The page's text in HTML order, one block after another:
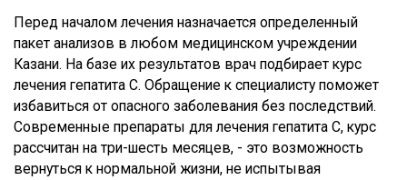
Перед началом лечения назначается определенный
пакет анализов в любом медицинском учреждении
Казани. На базе их результатов врач подбирает курс
лечения гепатита С. Обращение к специалисту поможет
избавиться от опасного заболевания без последствий.
Современные препараты для лечения гепатита С, курс
рассчитан на три-шесть месяцев, - это возможность
вернуться к нормальной жизни, не испытывая